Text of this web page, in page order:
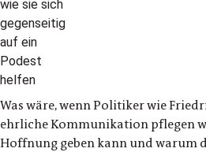
Was wäre, wenn Politiker wie
ehrliche Kommunikation pflegen
Hoffnung geben kann und warum